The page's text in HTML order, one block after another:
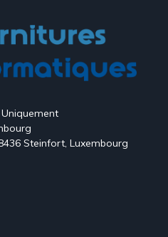
Steinfort, Luxembourg